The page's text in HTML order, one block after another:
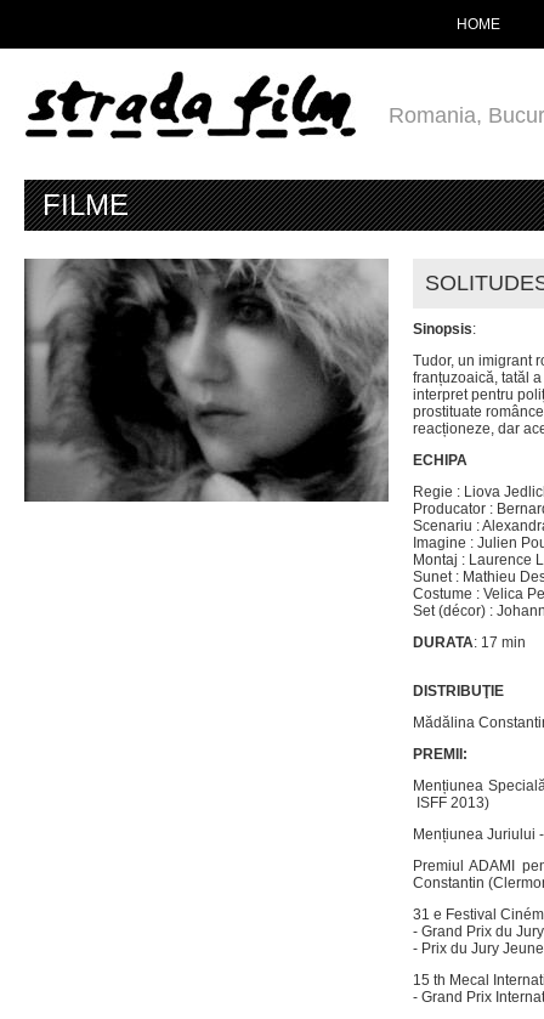
HOME
Romania,
FILME
Sinopsis:
Tudor, un imigrant
franțuzoaică, tatăl
interpret pentru
prostituate
reacționeze, dar
ECHIPA
Regie : Liova
Producator :
Scenariu :
Imagine : Julien
Montaj : Laurence
Sunet : Mathieu
Costume : Velica
Set (décor) :
DURATA: 17 min
DISTRIBUŢIE
Mădălina
PREMII:
Mențiunea
ISFF 2013)
Mențiunea Juriului
Premiul ADAMI
Constantin
31 e Festival
- Grand Prix du Jury
- Prix du Jury
15 th Mecal
- Grand Prix